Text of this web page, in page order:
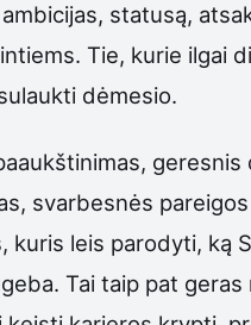
statusą,
Tie, kurie ilgai
dėmesio.
geresnis
svarbesnės
kuris leis parodyti, ką
Tai taip pat geras